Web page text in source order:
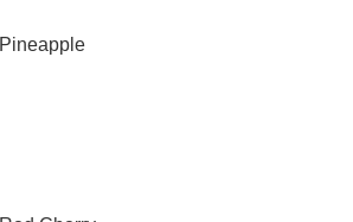
Pineapple